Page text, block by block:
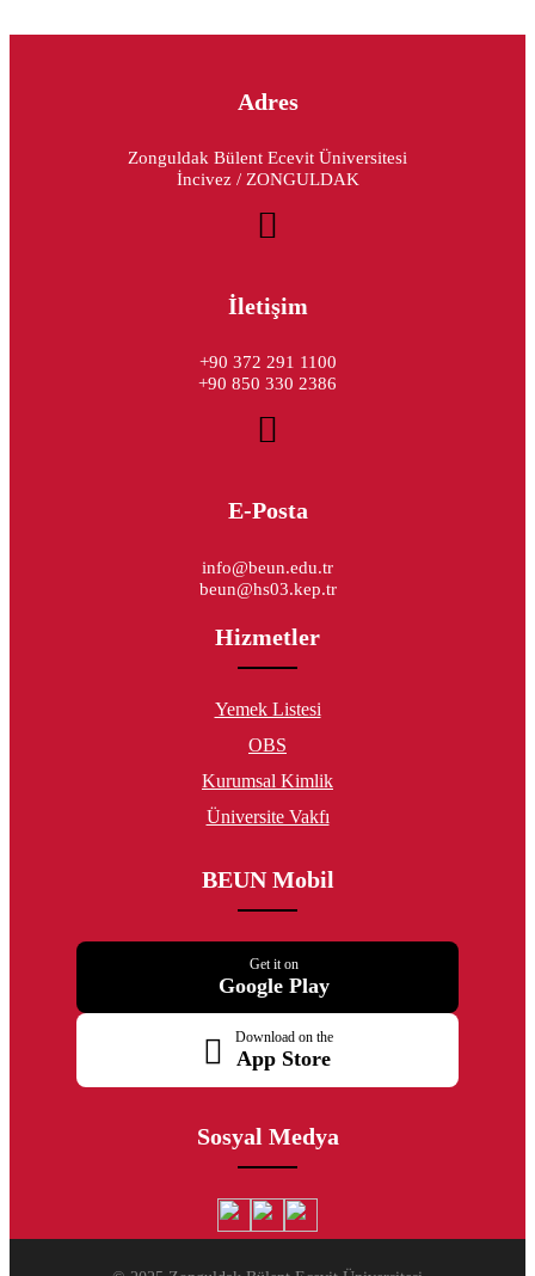
Adres
Zonguldak Bülent Ecevit Üniversitesi
İncivez / ZONGULDAK
İletişim
+90 372 291 1100
+90 850 330 2386
E-Posta
info@beun.edu.tr
beun@hs03.kep.tr
Hizmetler
Yemek Listesi
OBS
Kurumsal Kimlik
Üniversite Vakfı
BEUN Mobil
Get it on
Google Play
Download on the
App Store
Sosyal Medya